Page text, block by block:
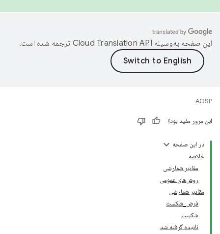
این صفحه به‌وسیله ترجمه شده است.
AOSP
این مرور مفید بود؟
در این صفحه
خلاصه
مقادیر شمارشی
روش‌های عمومی
مقادیر شمارشی
فرض_شکست
شکست
نادیده گرفته شد